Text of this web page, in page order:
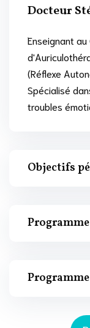
Docteur
Enseignant au
(Réflexe
Spécialisé
troubles
Objectifs
Programme
Programme